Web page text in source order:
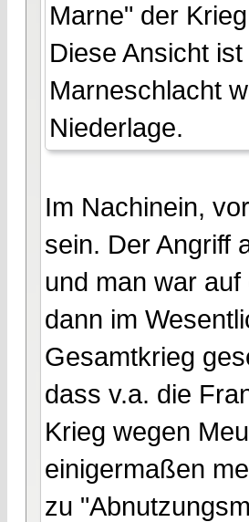
Marne" der
Diese Ansicht
Marneschlacht
Niederlage.
Im Nachinein,
sein. Der Angriff
und man war
dann im
Gesamtkrieg
dass v.a. die
Krieg wegen
einigermaßen
zu